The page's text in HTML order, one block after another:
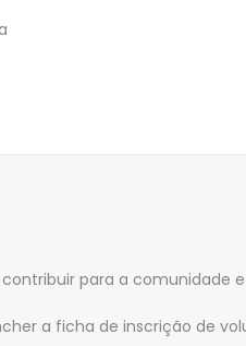
para a comunidade
a ficha de inscrição de